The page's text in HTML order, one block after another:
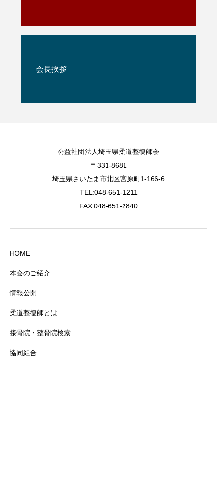
会長挨拶
公益社団法人埼玉県柔道整復師会
〒331-8681
埼玉県さいたま市北区宮原町1-166-6
TEL:048-651-1211
FAX:048-651-2840
HOME
本会のご紹介
情報公開
柔道整復師とは
接骨院・整骨院検索
協同組合